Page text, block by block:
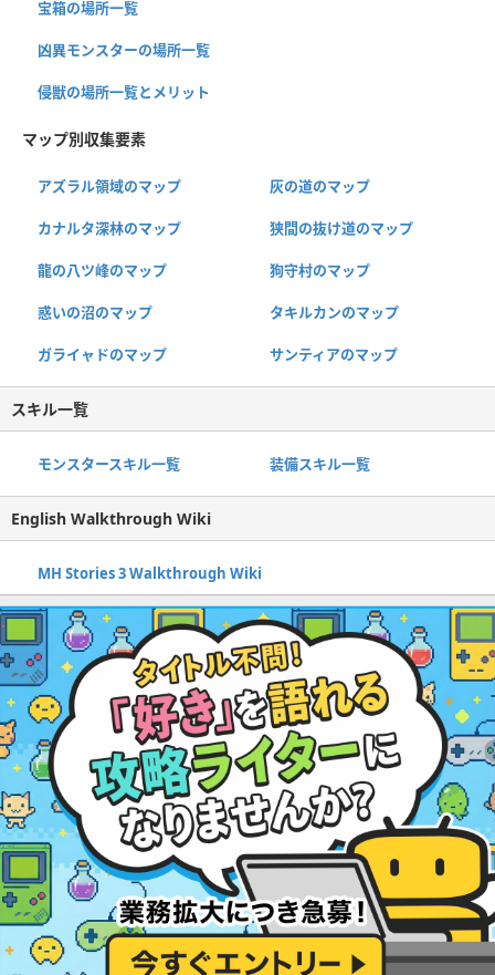
宝箱の場所一覧
凶異モンスターの場所一覧
侵獣の場所一覧とメリット
マップ別収集要素
アズラル領域のマップ 灰の道のマップ
カナルタ深林のマップ 狭間の抜け道のマップ
龍の八ツ峰のマップ 狗守村のマップ
惑いの沼のマップ タキルカンのマップ
ガライャドのマップ サンティアのマップ
スキル一覧
モンスタースキル一覧 装備スキル一覧
English Walkthrough Wiki
MH Stories 3 Walkthrough Wiki